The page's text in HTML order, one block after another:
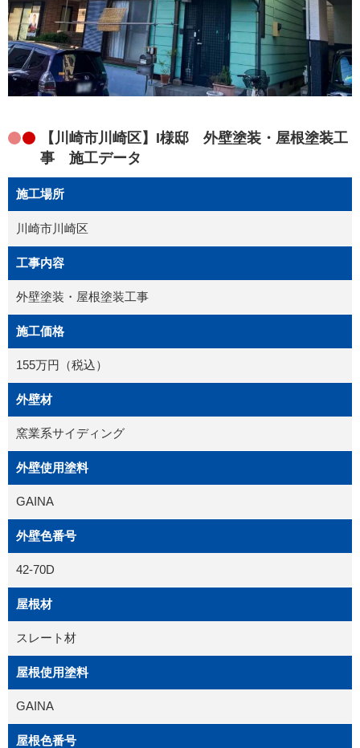
【川崎市川崎区】I様邸 外壁塗装・屋根塗装工
事 施工データ
施工場所
川崎市川崎区
工事内容
外壁塗装・屋根塗装工事
施工価格
155万円（税込）
外壁材
窯業系サイディング
外壁使用塗料
GAINA
外壁色番号
42-70D
屋根材
スレート材
屋根使用塗料
GAINA
屋根色番号